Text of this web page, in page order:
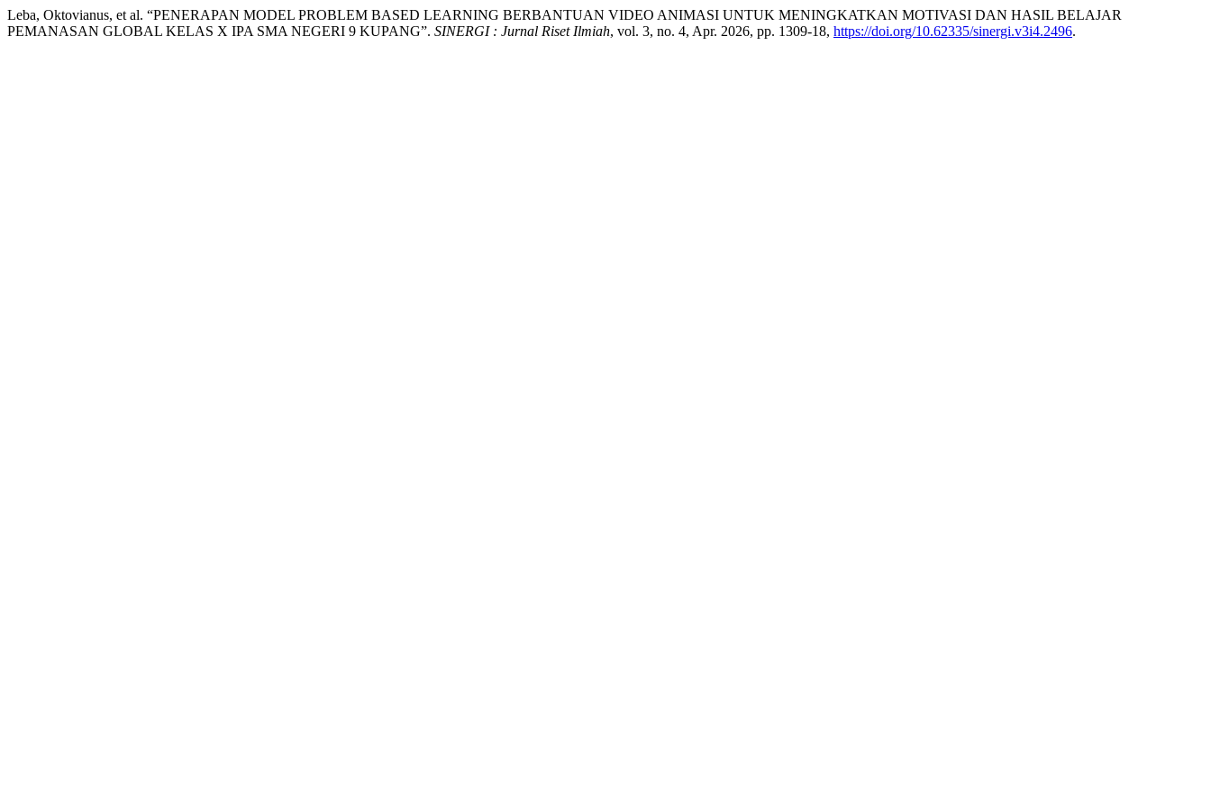
Leba, Oktovianus, et al. “PENERAPAN MODEL PROBLEM BASED LEARNING BERBANTUAN VIDEO ANIMASI UNTUK MENINGKATKAN MOTIVASI DAN HASIL BELAJAR
PEMANASAN GLOBAL KELAS X IPA SMA NEGERI 9 KUPANG”. SINERGI : Jurnal Riset Ilmiah, vol. 3, no. 4, Apr. 2026, pp. 1309-18, https://doi.org/10.62335/sinergi.v3i4.2496.